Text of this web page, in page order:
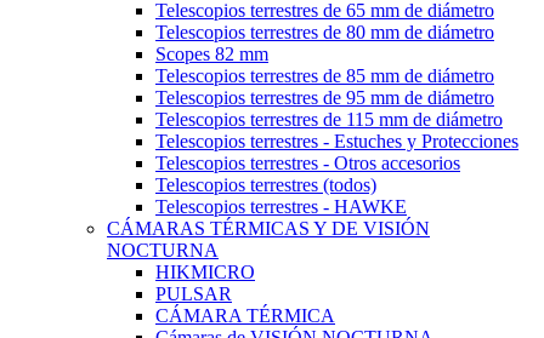
Telescopios terrestres de 65 mm de diámetro
Telescopios terrestres de 80 mm de diámetro
Scopes 82 mm
Telescopios terrestres de 85 mm de diámetro
Telescopios terrestres de 95 mm de diámetro
Telescopios terrestres de 115 mm de diámetro
Telescopios terrestres - Estuches y Protecciones
Telescopios terrestres - Otros accesorios
Telescopios terrestres (todos)
Telescopios terrestres - HAWKE
CÁMARAS TÉRMICAS Y DE VISIÓN
NOCTURNA
HIKMICRO
PULSAR
CÁMARA TÉRMICA